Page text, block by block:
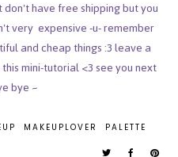
have free shipping but you
very expensive -u- remember
and cheap things :3 leave a
mini-tutorial <3 see you next
bye ~
MAKEUPLOVER
PALETTE